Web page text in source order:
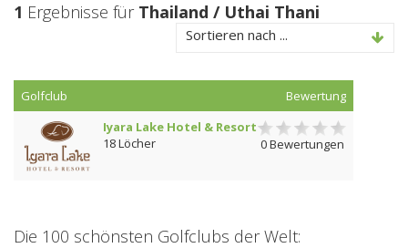
1 Ergebnisse für Thailand / Uthai Thani
Sortieren nach ...
Golfclub
Bewertung
Iyara Lake Hotel & Resort
18 Löcher
0 Bewertungen
Die 100 schönsten Golfclubs der Welt: